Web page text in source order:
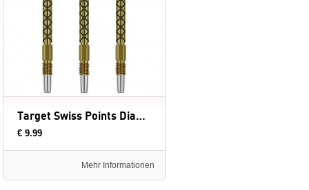
Target Swiss Points Diamond Gold - dartpunten
€ 9.99
Mehr Informationen